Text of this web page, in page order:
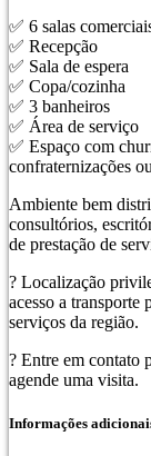
✅ 6 salas
✅ Recepção
✅ Sala de espera
✅ Copa/cozinha
✅ 3 banheiros
✅ Área de serviço
✅ Espaço com
confraternizações
Ambiente bem
consultórios,
de prestação de
? Localização
acesso a transporte
serviços da região.
? Entre em contato
agende uma visita.
Informações